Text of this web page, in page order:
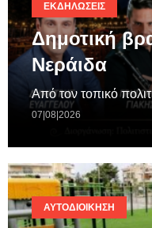
ΕΚΔΗΛΏΣΕΙΣ
Δημοτική
Νεράιδα
Από τον τοπικό
07|08|2026
ΑΥΤΟΔΙΟΊΚΗΣΗ